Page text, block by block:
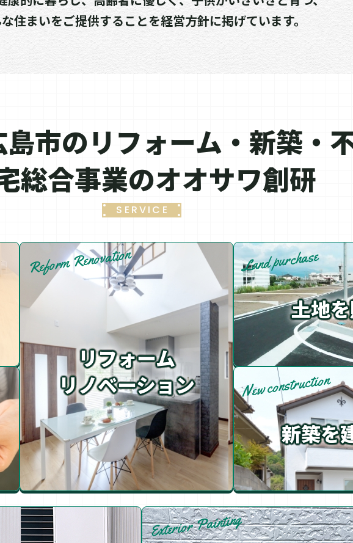
住まいをご提供することを経営方針に掲げています。
市のリフォーム・新築・
総合事業のオオサワ創研
SERVICE
リフォーム
リノベーション
Reform Renovation
土地
Land purchase
新築を
New construction
Exterior Painting